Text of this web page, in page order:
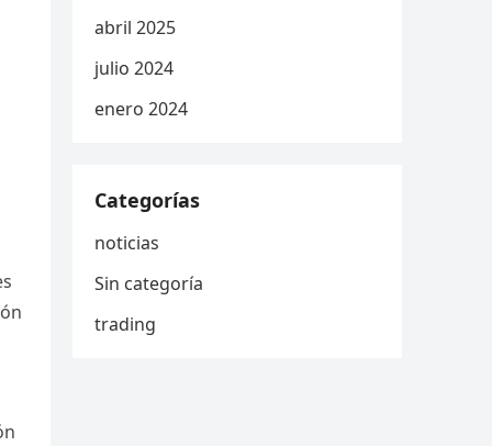
abril 2025
julio 2024
enero 2024
Categorías
noticias
Sin categoría
trading